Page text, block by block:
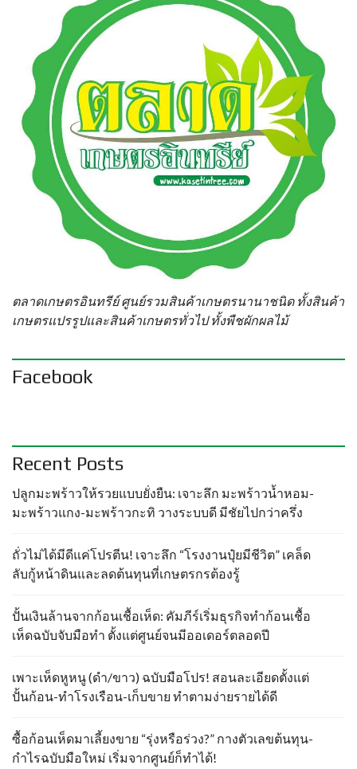
ตลาดเกษตรอินทรีย์ ศูนย์รวมสินค้าเกษตรนานาชนิด ทั้งสินค้า
เกษตรแปรรูปและสินค้าเกษตรทั่วไป ทั้งพืชผักผลไม้
Facebook
Recent Posts
ปลูกมะพร้าวให้รวยแบบยั่งยืน: เจาะลึก มะพร้าวน้ำหอม-
มะพร้าวแกง-มะพร้าวกะทิ วางระบบดี มีชัยไปกว่าครึ่ง
ถั่วไม่ได้มีดีแค่โปรตีน! เจาะลึก “โรงงานปุ๋ยมีชีวิต” เคล็ด
ลับกู้หน้าดินและลดต้นทุนที่เกษตรกรต้องรู้
ปั้นเงินล้านจากก้อนเชื้อเห็ด: คัมภีร์เริ่มธุรกิจทำก้อนเชื้อ
เห็ดฉบับจับมือทำ ตั้งแต่ศูนย์จนมีออเดอร์ตลอดปี
เพาะเห็ดหูหนู (ดำ/ขาว) ฉบับมือโปร! สอนละเอียดตั้งแต่
ปั้นก้อน-ทำโรงเรือน-เก็บขาย ทำตามง่ายรายได้ดี
ซื้อก้อนเห็ดมาเลี้ยงขาย “รุ่งหรือร่วง?” กางตัวเลขต้นทุน-
กำไรฉบับมือใหม่ เริ่มจากศูนย์ก็ทำได้!